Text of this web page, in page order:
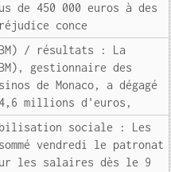
de 450 000 euros à des
conce
/ résultats : La
gestionnaire des
de Monaco, a dégagé
millions d'euros,
sociale : Les
vendredi le patronat
les salaires dès le 9